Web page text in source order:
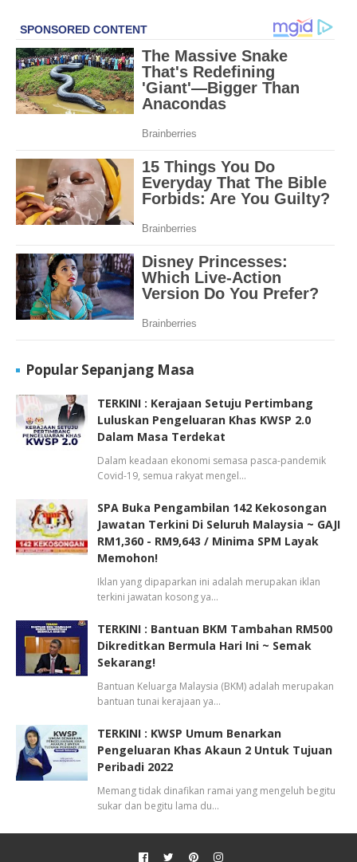
Popular Sepanjang Masa
TERKINI : Kerajaan Setuju Pertimbang
Luluskan Pengeluaran Khas KWSP 2.0
Dalam Masa Terdekat
Dalam keadaan ekonomi semasa pasca-pandemik
Covid-19, semua rakyat mengel…
SPA Buka Pengambilan 142 Kekosongan
Jawatan Terkini Di Seluruh Malaysia ~ GAJI
RM1,360 - RM9,643 / Minima SPM Layak
Memohon!
Iklan yang dipaparkan ini adalah merupakan iklan
terkini jawatan kosong ya…
TERKINI : Bantuan BKM Tambahan RM500
Dikreditkan Bermula Hari Ini ~ Semak
Sekarang!
Bantuan Keluarga Malaysia (BKM) adalah merupakan
bantuan tunai kerajaan ya…
TERKINI : KWSP Umum Benarkan
Pengeluaran Khas Akaun 2 Untuk Tujuan
Peribadi 2022
Memang tidak dinafikan ramai yang mengeluh begitu
sukar dan begitu lama du…